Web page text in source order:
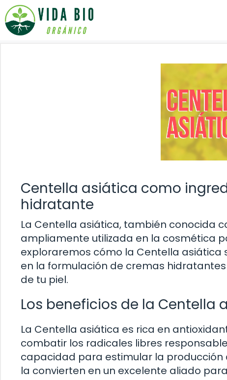
Saltar
al
contenido
Centella asiática como
hidratante
La Centella asiática, también conocida
ampliamente utilizada en la cosmética
exploraremos cómo la Centella
en la formulación de cremas
de tu piel.
Los beneficios de la Centella
La Centella asiática es rica en
combatir los radicales libres
capacidad para estimular la
la convierten en un excelente aliado